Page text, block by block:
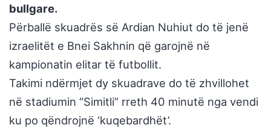
bullgare.
Përballë skuadrës së Ardian Nuhiut do të jenë
izraelitët e Bnei Sakhnin që garojnë në
kampionatin elitar të futbollit.
Takimi ndërmjet dy skuadrave do të zhvillohet
në stadiumin “Simitli” rreth 40 minutë nga vendi
ku po qëndrojnë ‘kuqebardhët’.